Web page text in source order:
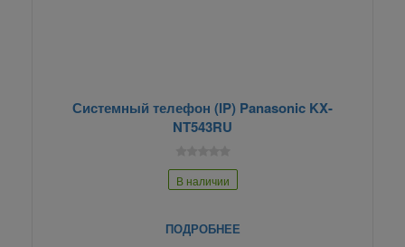
Системный телефон (IP) Panasonic KX-
NT543RU
В наличии
ПОДРОБНЕЕ